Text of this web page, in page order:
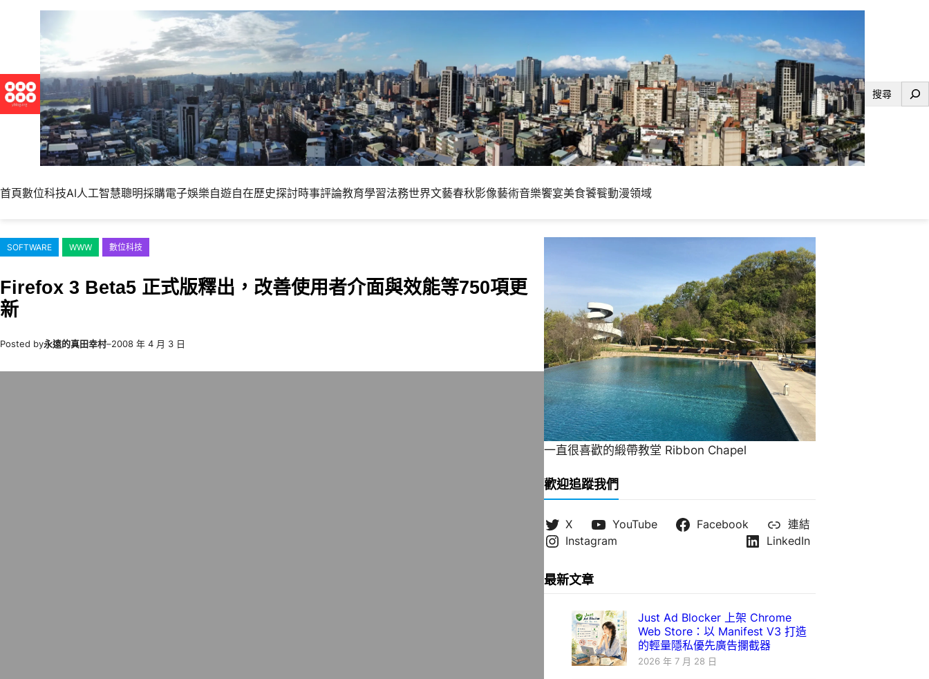
內
容
搜
首頁數位科技AI人工智慧聰明採購電子娛樂自遊自在歷史探討時事評論教育學習法務世界文藝春秋影像藝術音樂饗宴美食饕餮動漫領域
SOFTWARE WWW 數位科技
Firefox 3 Beta5 正式版釋出，改善使用者介面與效能等750項更
新
Posted by永遠的真田幸村–2008 年 4 月 3 日
一直很喜歡的緞帶教堂 Ribbon Chapel
歡迎追蹤我們
X YouTube Facebook
連結
Instagram
LinkedIn
最新文章
Just Ad Blocker 上架 Chrome
Web Store：以 Manifest V3 打造
的輕量隱私優先廣告攔截器
2026 年 7 月 28 日